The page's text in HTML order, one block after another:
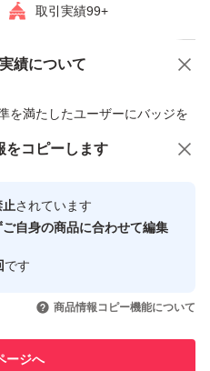
取引実績99+
績について
を満たしたユーザーにバッジを
心・安全なユーザーです
引を完了させた実績があります
での取引実績があります
商品への質問
をコピーします
止されています
ご自身の商品に合わせて編集
です
商品情報コピー機能について
ージへ
スメ